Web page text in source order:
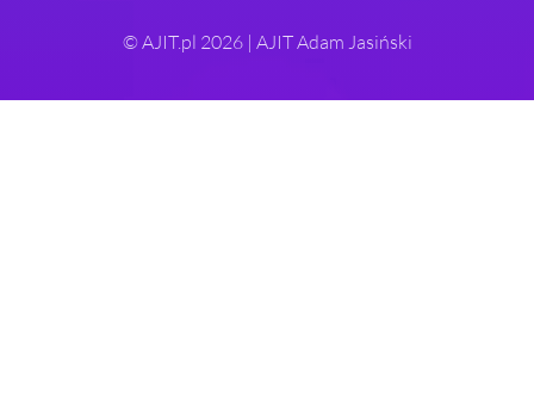
© AJIT.pl 2026 | AJIT Adam Jasiński